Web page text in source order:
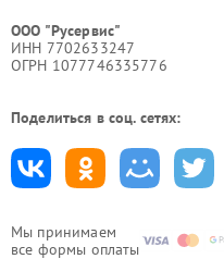
Мы принимаем
все формы оплаты
ООО "Русервис"
ИНН 7702633247
ОГРН 1077746335776
Поделиться в соц. сетях: